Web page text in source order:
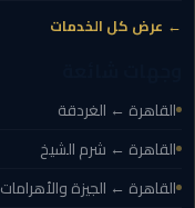
مطار
ليموزين
مرسيدس
← عرض كل الخدمات
القاهرة ← الغردقة
القاهرة ← شرم الشيخ
القاهرة ← الجيزة والأهرامات